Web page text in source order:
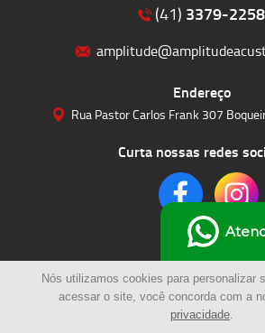
(41) 3379-2258
Endereço
Rua Pastor Carlos Frank 307
Curta nossas redes
© 2023 | Amplitude Soluções Acústicas LTDA |
Nós utilizamos cookies para personalizar
acessar o site, você concorda com a
privacidade.